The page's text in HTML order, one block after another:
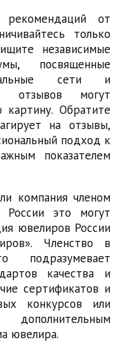
от
только
независимые
посвященные
сети и
отзывов могут
картину. Обратите
на отзывы,
подход к
показателем
компания членом
России это могут
ювелиров России
Членство в
подразумевает
качества и
сертификатов и
конкурсов или
ювелира.